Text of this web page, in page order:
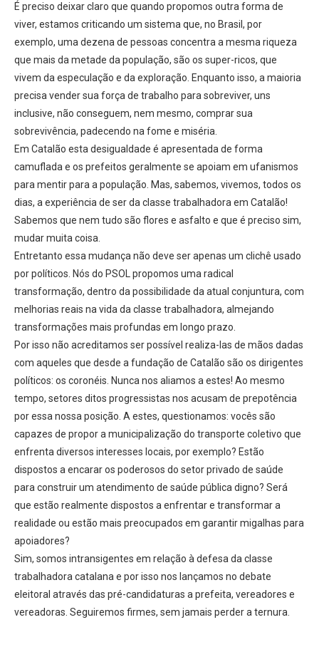
É preciso deixar claro que quando propomos outra forma de
viver, estamos criticando um sistema que, no Brasil, por
exemplo, uma dezena de pessoas concentra a mesma riqueza
que mais da metade da população, são os super-ricos, que
vivem da especulação e da exploração. Enquanto isso, a maioria
precisa vender sua força de trabalho para sobreviver, uns
inclusive, não conseguem, nem mesmo, comprar sua
sobrevivência, padecendo na fome e miséria.
Em Catalão esta desigualdade é apresentada de forma
camuflada e os prefeitos geralmente se apoiam em ufanismos
para mentir para a população. Mas, sabemos, vivemos, todos os
dias, a experiência de ser da classe trabalhadora em Catalão!
Sabemos que nem tudo são flores e asfalto e que é preciso sim,
mudar muita coisa.
Entretanto essa mudança não deve ser apenas um clichê usado
por políticos. Nós do PSOL propomos uma radical
transformação, dentro da possibilidade da atual conjuntura, com
melhorias reais na vida da classe trabalhadora, almejando
transformações mais profundas em longo prazo.
Por isso não acreditamos ser possível realiza-las de mãos dadas
com aqueles que desde a fundação de Catalão são os dirigentes
políticos: os coronéis. Nunca nos aliamos a estes! Ao mesmo
tempo, setores ditos progressistas nos acusam de prepotência
por essa nossa posição. A estes, questionamos: vocês são
capazes de propor a municipalização do transporte coletivo que
enfrenta diversos interesses locais, por exemplo? Estão
dispostos a encarar os poderosos do setor privado de saúde
para construir um atendimento de saúde pública digno? Será
que estão realmente dispostos a enfrentar e transformar a
realidade ou estão mais preocupados em garantir migalhas para
apoiadores?
Sim, somos intransigentes em relação à defesa da classe
trabalhadora catalana e por isso nos lançamos no debate
eleitoral através das pré-candidaturas a prefeita, vereadores e
vereadoras. Seguiremos firmes, sem jamais perder a ternura.